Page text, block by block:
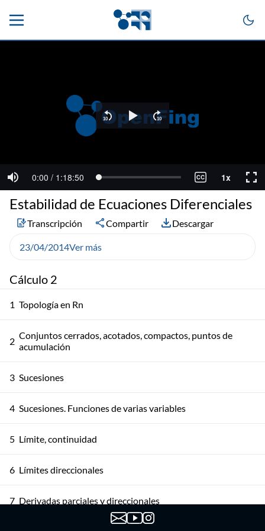
Cálculo 2
1 Topología en Rn
2 Conjuntos cerrados, acotados, compactos, puntos de
acumulación
3 Sucesiones
4 Sucesiones. Funciones de varias variables
5 Límite, continuidad
6 Límites direccionales
7 Derivadas parciales y direccionales
Estabilidad de Ecuaciones Diferenciales
Transcripción Compartir Descargar
23/04/2014Ver más